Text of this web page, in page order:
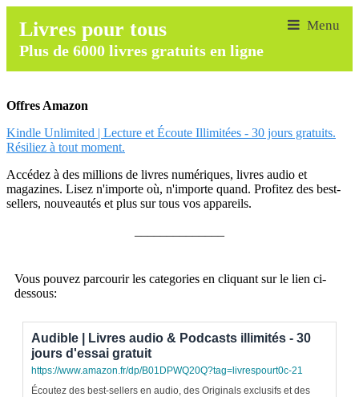
Livres pour tous
Plus de 6000 livres gratuits en ligne
Offres Amazon
Kindle Unlimited | Lecture et Écoute Illimitées - 30 jours gratuits.
Résiliez à tout moment.
Accédez à des millions de livres numériques, livres audio et
magazines. Lisez n'importe où, n'importe quand. Profitez des best-
sellers, nouveautés et plus sur tous vos appareils.
Vous pouvez parcourir les categories en cliquant sur le lien ci-
dessous:
Audible | Livres audio & Podcasts illimités - 30
jours d'essai gratuit
https://www.amazon.fr/dp/B01DPWQ20Q?tag=livrespourt0c-21
Écoutez des best-sellers en audio, des Originals exclusifs et des